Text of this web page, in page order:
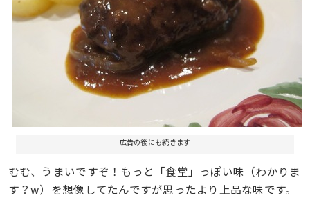
広告の後にも続きます
むむ、うまいですぞ！もっと「食堂」っぽい味（わかりま
す？w）を想像してたんですが思ったより上品な味です。